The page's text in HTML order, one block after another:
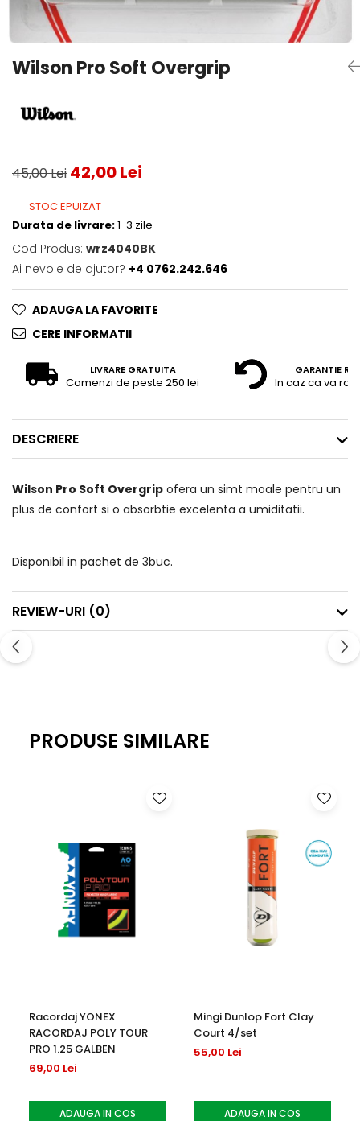
Servicii Racordare
Zgura
­--
Dama
Geanta
Rucsac
Rochii Padel
Sepci Padel
Wilson Pro Soft Overgrip
45,00 Lei 42,00 Lei
STOC EPUIZAT
Durata de livrare:1-3 zile
Cod Produs: wrz4040BK
Ai nevoie de ajutor? +4 0762.242.646
ADAUGA LA FAVORITE
CERE INFORMATII
LIVRARE GRATUITA
Comenzi de peste 250 lei
GARANTIE
In caz ca va
DESCRIERE
Wilson Pro Soft Overgrip ofera un simt moale pentru un
plus de confort si o absorbtie excelenta a umiditatii.
Disponibil in pachet de 3buc.
REVIEW-URI (0)
PRODUSE SIMILARE
Racordaj YONEX
RACORDAJ POLY TOUR
PRO 1.25 GALBEN
69,00 Lei
ADAUGA IN COS
Mingi Dunlop Fort Clay
Court 4/set
55,00 Lei
ADAUGA IN COS